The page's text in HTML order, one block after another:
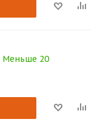
Меньше 20